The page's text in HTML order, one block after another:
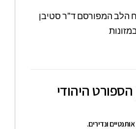
הלב המפורסם ד"ר סטיבן
היהודי